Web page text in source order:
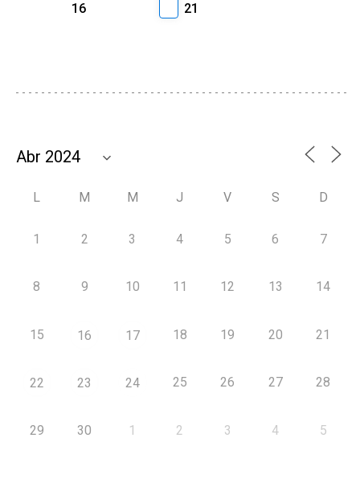
16
21
L M M J V S D
1 2 3 4 5 6 7
8 9 10 11 12 13 14
15 16 17 18 19 20 21
22 23 24 25 26 27 28
29 30 1 2 3 4 5